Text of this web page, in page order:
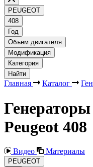
PEUGEOT
408
Год
Объем двигателя
Модификация
Категория
Найти
Главная Каталог
Peugeot 408
Видео Материалы
PEUGEOT